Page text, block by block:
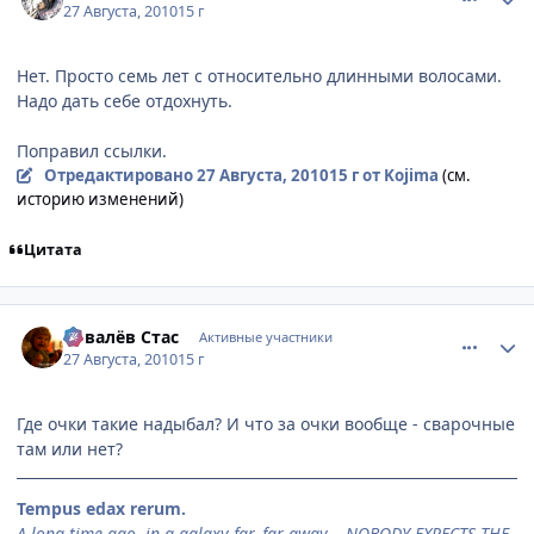
27 Августа, 201015 г
Нет. Просто семь лет с относительно длинными волосами.
Надо дать себе отдохнуть.
Поправил ссылки.
Отредактировано27 Августа, 201015 гот Kojima (см.
историю изменений)
Цитата
Ковалёв Стас Активные участники
27 Августа, 201015 г
Где очки такие надыбал? И что за очки вообще - сварочные
там или нет?
Tempus edax rerum.